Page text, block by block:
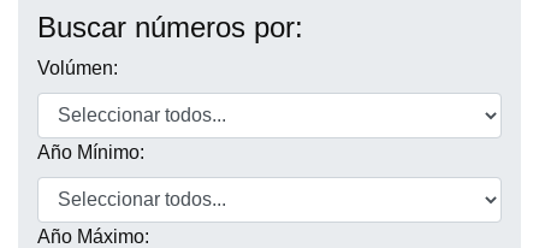
Buscar números por:
Volúmen:
Año Mínimo:
Año Máximo: